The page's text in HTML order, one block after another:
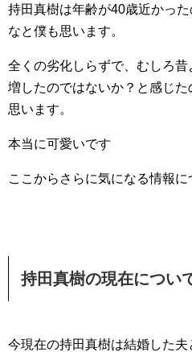
持田真樹は年齢が40歳近かっ
なと僕も思います。
全くの劣化しらずで、むしろ
増したのではないか？と感じ
思います。
本当に可愛いです
ここからさらに気になる情報に
持田真樹の現在につい
今現在の持田真樹は結婚した